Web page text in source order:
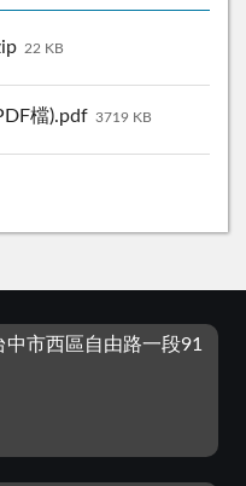
22 KB
檔).pdf 3719 KB
市西區自由路一段91